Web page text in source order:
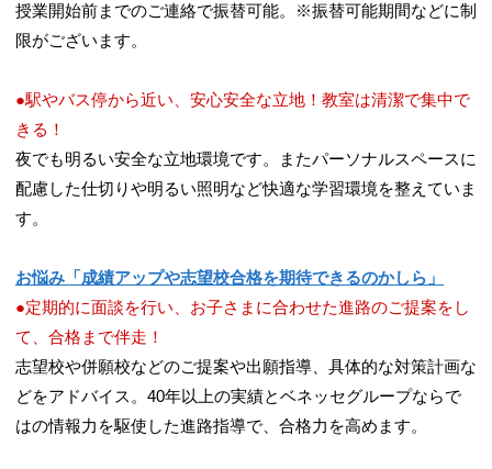
授業開始前までのご連絡で振替可能。※振替可能期間などに制
限がございます。
●駅やバス停から近い、安心安全な立地！教室は清潔で集中で
きる！
夜でも明るい安全な立地環境です。またパーソナルスペースに
配慮した仕切りや明るい照明など快適な学習環境を整えていま
す。
お悩み「成績アップや志望校合格を期待できるのかしら」
●定期的に面談を行い、お子さまに合わせた進路のご提案をし
て、合格まで伴走！
志望校や併願校などのご提案や出願指導、具体的な対策計画な
どをアドバイス。40年以上の実績とベネッセグループならで
はの情報力を駆使した進路指導で、合格力を高めます。